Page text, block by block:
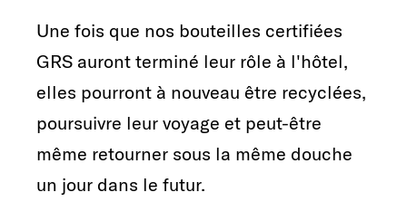
Une fois que nos bouteilles certifiées
GRS auront terminé leur rôle à l'hôtel,
elles pourront à nouveau être recyclées,
poursuivre leur voyage et peut-être
même retourner sous la même douche
un jour dans le futur.